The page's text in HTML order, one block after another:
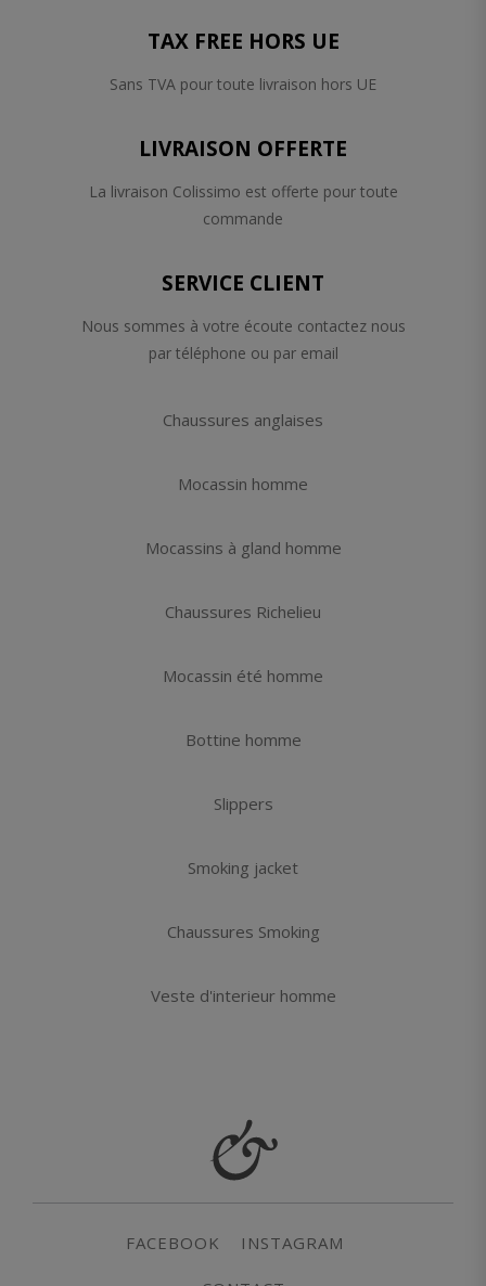
TAX FREE HORS UE
Sans TVA pour toute livraison hors UE
LIVRAISON OFFERTE
La livraison Colissimo est offerte pour toute
commande
SERVICE CLIENT
Nous sommes à votre écoute contactez nous
par téléphone ou par email
Chaussures anglaises
Mocassin homme
Mocassins à gland homme
Chaussures Richelieu
Mocassin été homme
Bottine homme
Slippers
Smoking jacket
Chaussures Smoking
Veste d'interieur homme
FACEBOOK INSTAGRAM